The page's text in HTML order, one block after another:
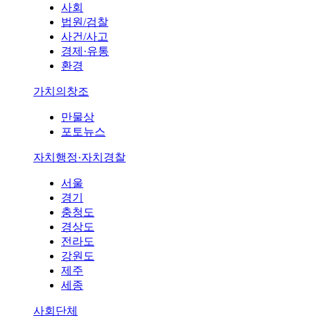
사회
법원/검찰
사건/사고
경제·유통
환경
가치의창조
만물상
포토뉴스
자치행정·자치경찰
서울
경기
충청도
경상도
전라도
강원도
제주
세종
사회단체